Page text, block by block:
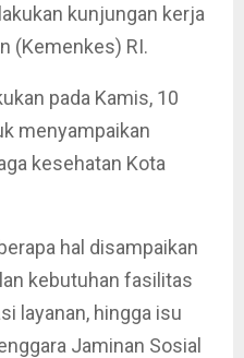
kunjungan kerja
(Kemenkes) RI.
pada Kamis, 10
menyampaikan
kesehatan Kota
hal disampaikan
kebutuhan fasilitas
layanan, hingga isu
Jaminan Sosial